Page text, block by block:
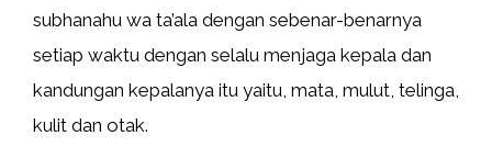
subhanahu wa ta’ala dengan sebenar-benarnya
setiap waktu dengan selalu menjaga kepala dan
kandungan kepalanya itu yaitu, mata, mulut, telinga,
kulit dan otak.